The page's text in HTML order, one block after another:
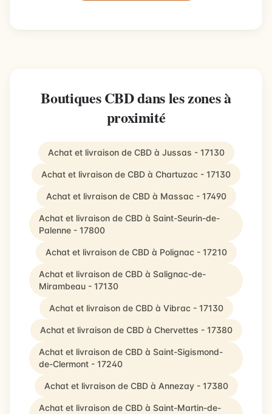
Boutiques CBD dans les zones à
proximité
Achat et livraison de CBD à Jussas - 17130
Achat et livraison de CBD à Chartuzac - 17130
Achat et livraison de CBD à Massac - 17490
Achat et livraison de CBD à Saint-Seurin-de-
Palenne - 17800
Achat et livraison de CBD à Polignac - 17210
Achat et livraison de CBD à Salignac-de-
Mirambeau - 17130
Achat et livraison de CBD à Vibrac - 17130
Achat et livraison de CBD à Chervettes - 17380
Achat et livraison de CBD à Saint-Sigismond-
de-Clermont - 17240
Achat et livraison de CBD à Annezay - 17380
Achat et livraison de CBD à Saint-Martin-de-